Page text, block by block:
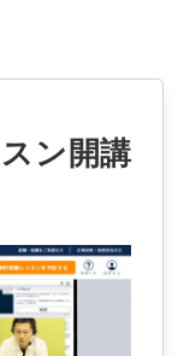
ン開講